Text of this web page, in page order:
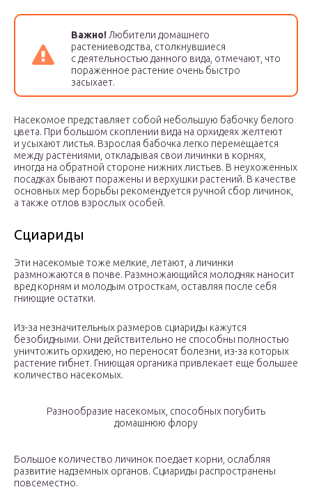
Важно! Любители домашнего
растениеводства, столкнувшиеся
с деятельностью данного вида, отмечают, что
пораженное растение очень быстро
засыхает.
Насекомое представляет собой небольшую бабочку белого
цвета. При большом скоплении вида на орхидеях желтеют
и усыхают листья. Взрослая бабочка легко перемещается
между растениями, откладывая свои личинки в корнях,
иногда на обратной стороне нижних листьев. В неухоженных
посадках бывают поражены и верхушки растений. В качестве
основных мер борьбы рекомендуется ручной сбор личинок,
а также отлов взрослых особей.
Сциариды
Эти насекомые тоже мелкие, летают, а личинки
размножаются в почве. Размножающийся молодняк наносит
вред корням и молодым отросткам, оставляя после себя
гниющие остатки.
Из-за незначительных размеров сциариды кажутся
безобидными. Они действительно не способны полностью
уничтожить орхидею, но переносят болезни, из-за которых
растение гибнет. Гниющая органика привлекает еще большее
количество насекомых.
Разнообразие насекомых, способных погубить
домашнюю флору
Большое количество личинок поедает корни, ослабляя
развитие надземных органов. Сциариды распространены
повсеместно.